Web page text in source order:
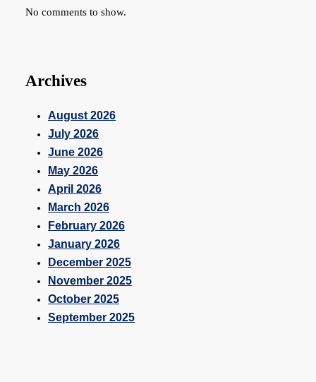
No comments to show.
Archives
August 2026
July 2026
June 2026
May 2026
April 2026
March 2026
February 2026
January 2026
December 2025
November 2025
October 2025
September 2025